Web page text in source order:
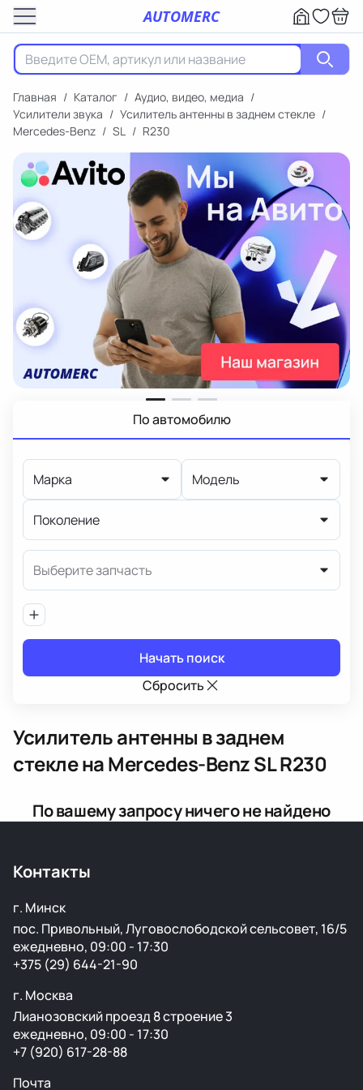
AUTOMERC
Главная / Каталог / Аудио, видео, медиа /
Усилители звука / Усилитель антенны в заднем стекле /
Mercedes-Benz / SL / R230
По автомобилю
Марка Модель
Поколение
Выберите запчасть
Начать поиск
Сбросить
Усилитель антенны в заднем
стеклена Mercedes-Benz SL R230
По вашему запросу ничего не найдено
Контакты
г. Минск
пос. Привольный, Луговослободской сельсовет, 16/5
ежедневно, 09:00 - 17:30
+375 (29) 644-21-90
г. Москва
Лианозовский проезд 8 строение 3
ежедневно, 09:00 - 17:30
+7 (920) 617-28-88
Почта